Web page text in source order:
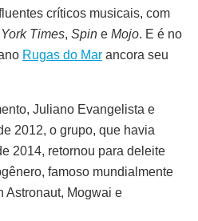
críticos musicais, com
Times, Spin e Mojo. E é no
Rugas do Mar ancora seu
Juliano Evangelista e
2012, o grupo, que havia
2014, retornou para deleite
famoso mundialmente
Astronaut, Mogwai e